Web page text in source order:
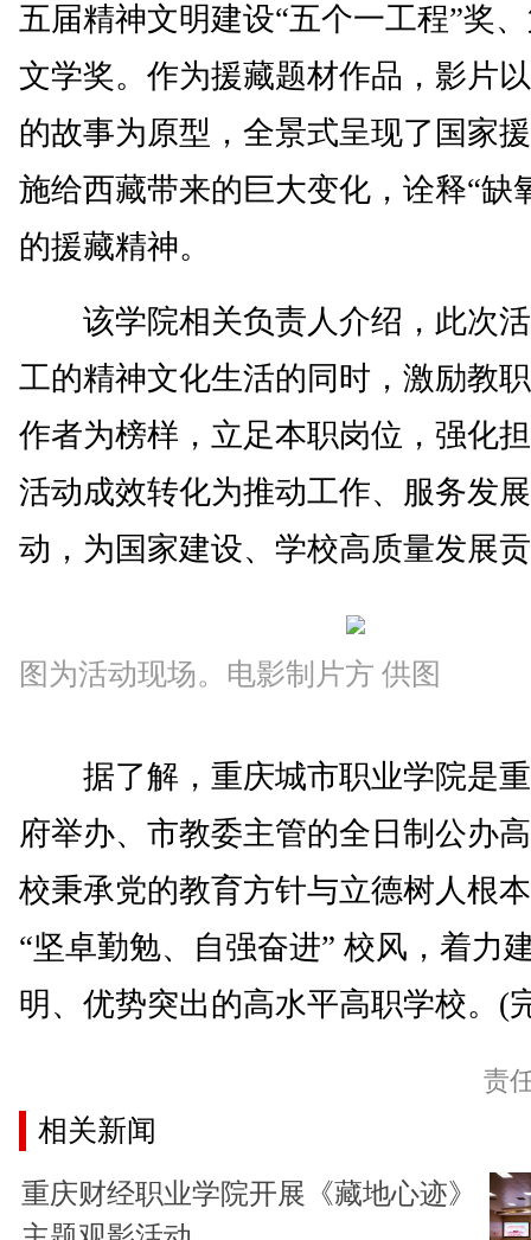
五届精神文明建设“五个一工程”奖
文学奖。作为援藏题材作品，影片
的故事为原型，全景式呈现了国家
施给西藏带来的巨大变化，诠释“缺
的援藏精神。
该学院相关负责人介绍，此次活
工的精神文化生活的同时，激励教
作者为榜样，立足本职岗位，强化
活动成效转化为推动工作、服务发
动，为国家建设、学校高质量发展
图为活动现场。电影制片方 供图
据了解，重庆城市职业学院是重
府举办、市教委主管的全日制公办
校秉承党的教育方针与立德树人根
“坚卓勤勉、自强奋进” 校风，着力
明、优势突出的高水平高职学校。(
责
相关新闻
重庆财经职业学院开展《藏地心迹》